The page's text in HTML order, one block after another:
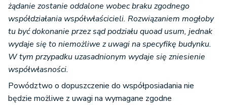
żądanie zostanie oddalone wobec braku zgodnego
współdziałania współwłaścicieli. Rozwiązaniem mogłoby
tu być dokonanie przez sąd podziału quoad usum, jednak
wydaje się to niemożliwe z uwagi na specyfikę budynku.
W tym przypadku uzasadnionym wydaje się zniesienie
współwłasności.
Powództwo o dopuszczenie do współposiadania nie
będzie możliwe z uwagi na wymagane zgodne